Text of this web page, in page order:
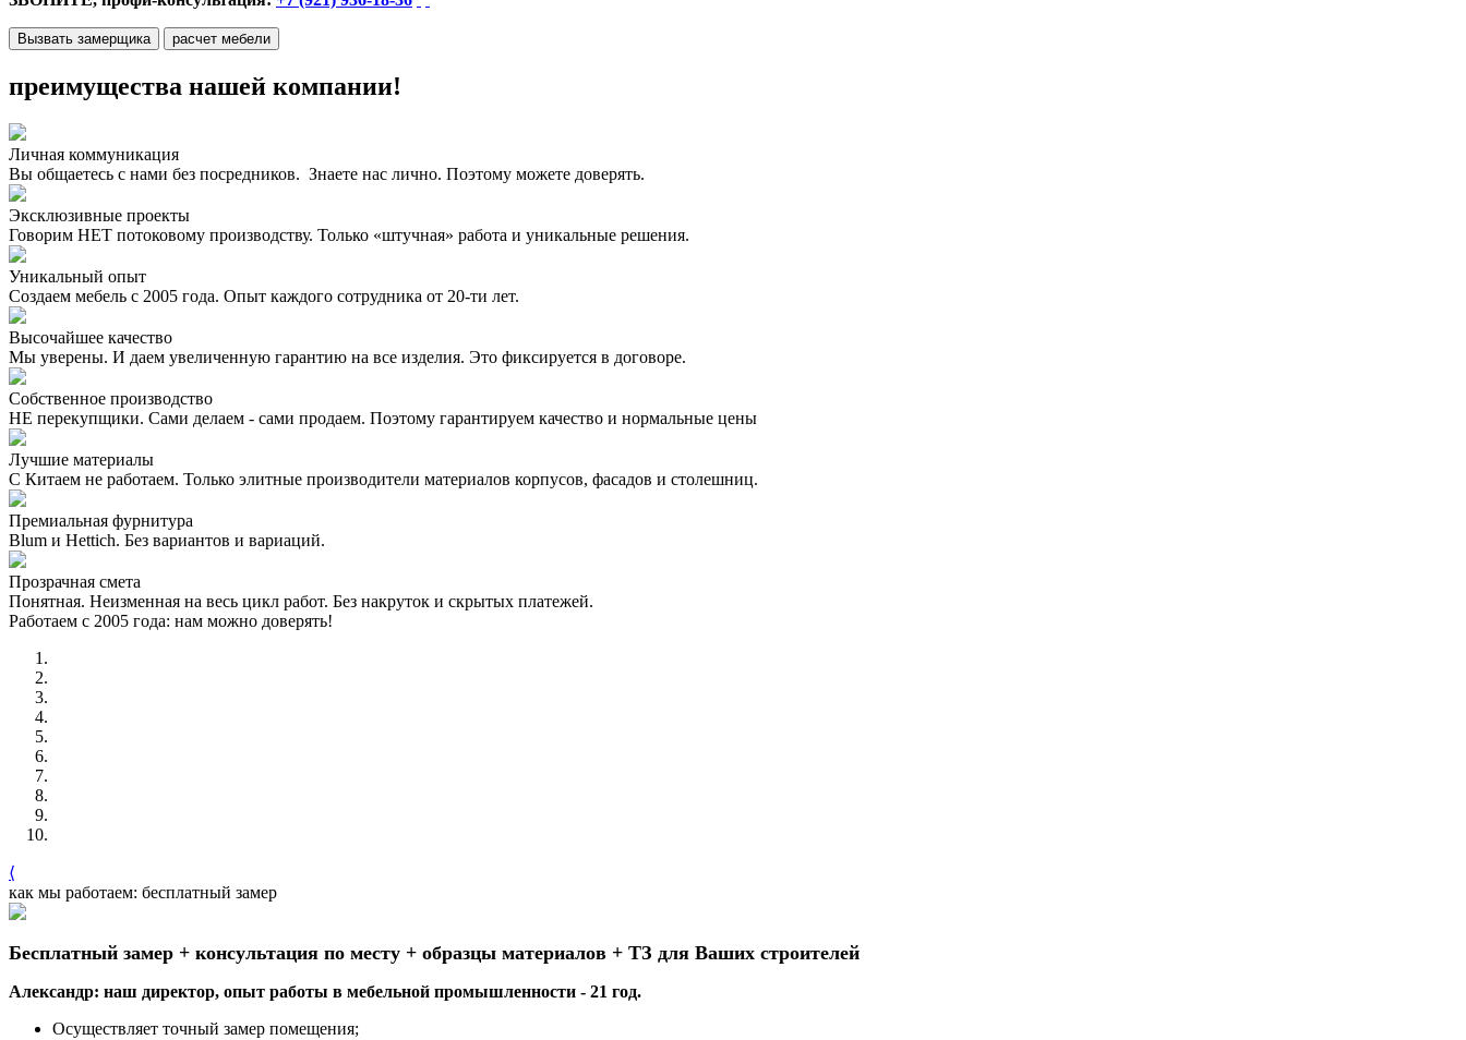
Вызвать замерщика расчет мебели
преимущества нашей компании!
Личная коммуникация
Вы общаетесь с нами без посредников. Знаете нас лично. Поэтому можете доверять.
Эксклюзивные проекты
Говорим НЕТ потоковому производству. Только «штучная» работа и уникальные решения.
Уникальный опыт
Создаем мебель с 2005 года. Опыт каждого сотрудника от 20-ти лет.
Высочайшее качество
Мы уверены. И даем увеличенную гарантию на все изделия. Это фиксируется в договоре.
Собственное производство
НЕ перекупщики. Сами делаем - сами продаем. Поэтому гарантируем качество и нормальные цены
Лучшие материалы
С Китаем не работаем. Только элитные производители материалов корпусов, фасадов и столешниц.
Премиальная фурнитура
Blum и Hettich. Без вариантов и вариаций.
Прозрачная смета
Понятная. Неизменная на весь цикл работ. Без накруток и скрытых платежей.
Работаем с 2005 года: нам можно доверять!
⟨
как мы работаем: бесплатный замер
Бесплатный замер + консультация по месту + образцы материалов + ТЗ для Ваших строителей
Александр: наш директор, опыт работы в мебельной промышленности - 21 год.
Осуществляет точный замер помещения;